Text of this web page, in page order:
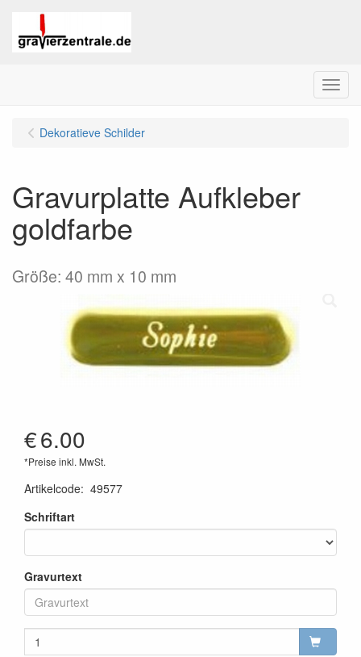
Menu
Dekoratieve Schilder
Gravurplatte Aufkleber
goldfarbe
Größe: 40 mm x 10 mm
€6.00
*Preise inkl. MwSt.
Artikelcode: 49577
Schriftart
Gravurtext